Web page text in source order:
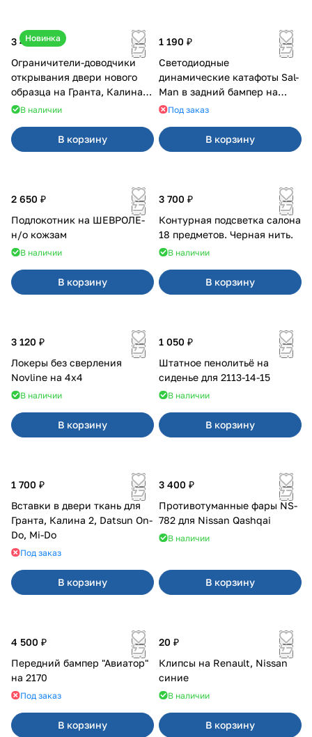
Новинка
3 400 ₽
Ограничители-доводчики
открывания двери нового
образца на Гранта, Калина 2,
Урбан
В наличии
В корзину
1 190 ₽
Светодиодные
динамические катафоты Sal-
Man в задний бампер на
Приора 2
Под заказ
В корзину
2 650 ₽
Подлокотник на ШЕВРОЛЕ-
н/о кожзам
В наличии
В корзину
3 700 ₽
Контурная подсветка салона
18 предметов. Черная нить.
В наличии
В корзину
3 120 ₽
Локеры без сверления
Novline на 4х4
В наличии
В корзину
1 050 ₽
Штатное пенолитьё на
сиденье для 2113-14-15
В наличии
В корзину
1 700 ₽
Вставки в двери ткань для
Гранта, Калина 2, Datsun On-
Do, Mi-Do
Под заказ
В корзину
3 400 ₽
Противотуманные фары NS-
782 для Nissan Qashqai
В наличии
В корзину
4 500 ₽
Передний бампер "Авиатор"
на 2170
Под заказ
В корзину
20 ₽
Клипсы на Renault, Nissan
синие
В наличии
В корзину